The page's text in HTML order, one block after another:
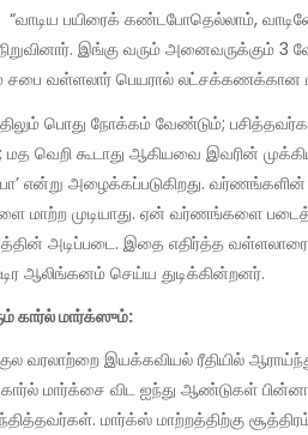
“சத்திய ஞான தர்ம சபை” என்ற
இங்கு வரும் அனைவருக்கும் 3
வள்ளலார் பெயரால் லட்சக்கணக்கான
வெறி கூடாது ஆகியவை இவரின்
என்று அழைக்கப்படுகிறது.
மாற்ற முடியாது. ஏன் வர்ணங்களை
அடிப்படை. இதை எதிர்த்த
ஆலிங்கனம் செய்ய துடிக்கின்றனர்.
கார்ல் மார்க்ஸும்:
மார்க்சை விட ஐந்து ஆண்டுகள்
மார்க்ஸ் மாற்றத்திற்கு